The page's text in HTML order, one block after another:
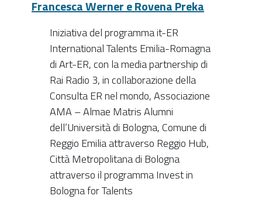
Francesca Werner e Rovena Preka
Iniziativa del programma it-ER
International Talents Emilia-Romagna
di Art-ER, con la media partnership di
Rai Radio 3, in collaborazione della
Consulta ER nel mondo, Associazione
AMA – Almae Matris Alumni
dell’Università di Bologna, Comune di
Reggio Emilia attraverso Reggio Hub,
Città Metropolitana di Bologna
attraverso il programma Invest in
Bologna for Talents